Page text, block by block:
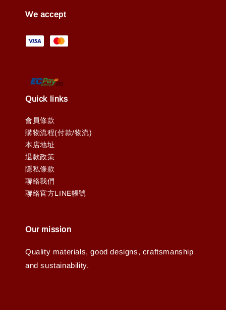
We accept
Quick links
會員條款
購物流程(付款/物流)
本店地址
退款政策
隱私條款
聯絡我們
聯絡官方LINE帳號
Our mission
Quality materials, good designs, craftsmanship
and sustainability.